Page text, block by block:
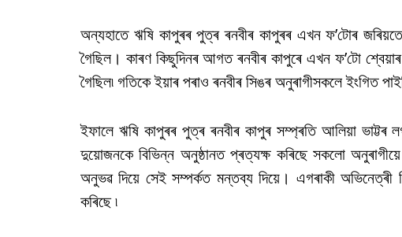
অন্যহাতে ঋষি কাপুৰৰ পুত্ৰ ৰনবীৰ কাপুৰৰ এখন ফ’টোৰ
গৈছিল। কাৰণ কিছুদিনৰ আগত ৰনবীৰ কাপুৰে এখন ফ’টো
গৈছিল৷ গতিকে ইয়াৰ পৰাও ৰনবীৰ সিঙৰ অনুৰাগীসকলে ইংগিত
ইফালে ঋষি কাপুৰৰ পুত্ৰ ৰনবীৰ কাপুৰ সম্প্ৰতি আলিয়া ভাট্টৰ
দুয়োজনকে বিভিন্ন অনুষ্ঠানত প্ৰত্যক্ষ কৰিছে সকলো
অনুভৱ দিয়ে সেই সম্পৰ্কত মন্তব্য দিয়ে। এগৰাকী অভিনেত্ৰী
কৰিছে ৷